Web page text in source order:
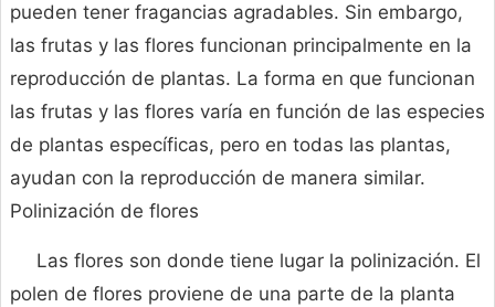
pueden tener fragancias agradables. Sin embargo,
las frutas y las flores funcionan principalmente en la
reproducción de plantas. La forma en que funcionan
las frutas y las flores varía en función de las especies
de plantas específicas, pero en todas las plantas,
ayudan con la reproducción de manera similar.
Polinización de flores
Las flores son donde tiene lugar la polinización. El
polen de flores proviene de una parte de la planta